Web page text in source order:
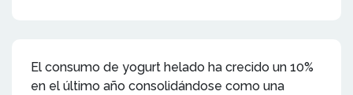
El consumo de yogurt helado ha crecido un 10%
en el último año consolidándose como una